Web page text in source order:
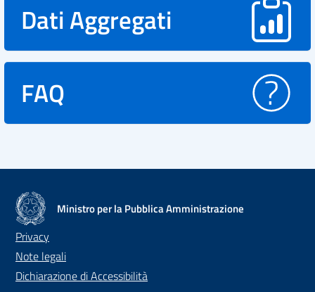
Dati Aggregati
FAQ
Ministro per la Pubblica Amministrazione
Privacy
Note legali
Dichiarazione di Accessibilità